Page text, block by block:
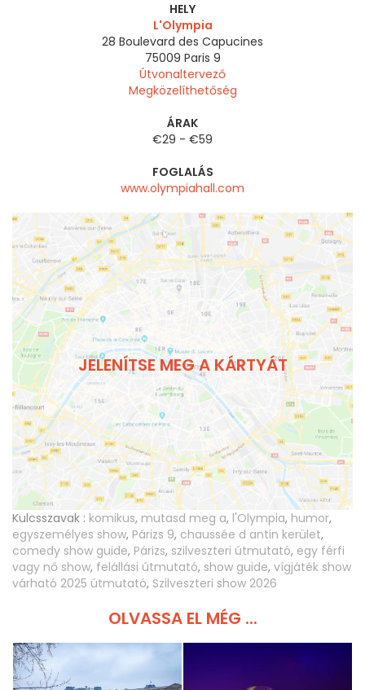
HELY
L'Olympia
28 Boulevard des Capucines
75009 Paris 9
Útvonaltervező
Megközelíthetőség
ÁRAK
€29 - €59
FOGLALÁS
www.olympiahall.com
JELENÍTSE MEG A KÁRTYÁT
Kulcsszavak : komikus, mutasd meg a, l'Olympia, humor,
egyszemélyes show, Párizs 9, chaussée d antin kerület,
comedy show guide, Párizs, szilveszteri útmutató, egy férfi
vagy nő show, felállási útmutató, show guide, vígjáték show
várható 2025 útmutató, Szilveszteri show 2026
OLVASSA EL MÉG ...